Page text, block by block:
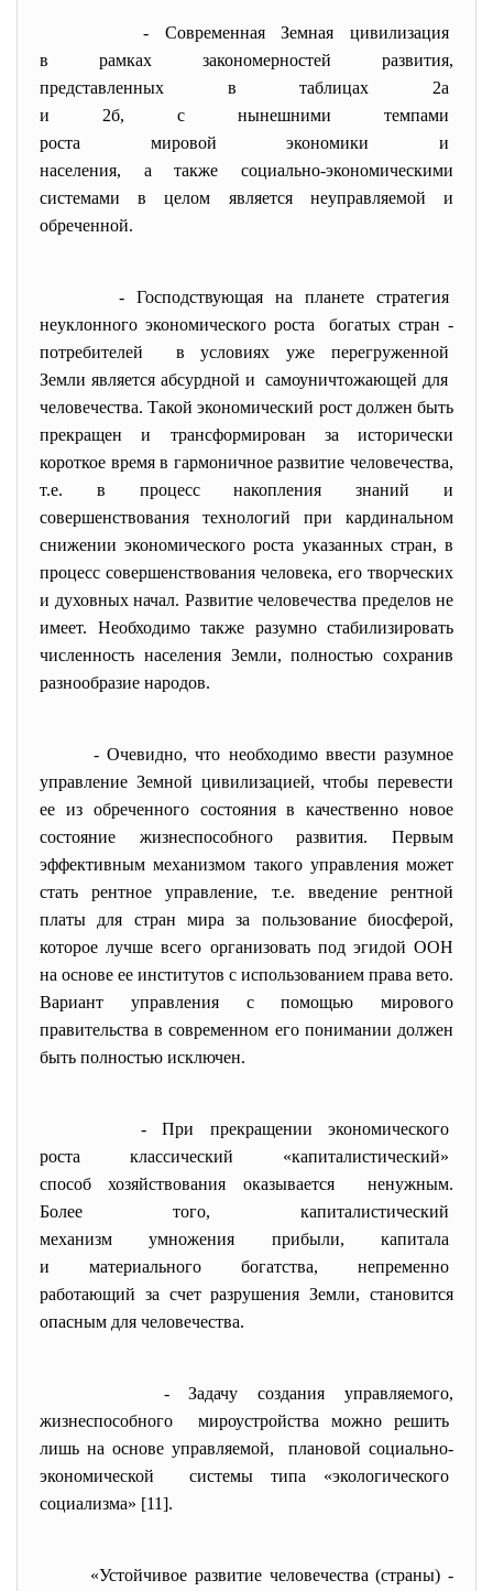
- Современная Земная цивилизация
в рамках закономерностей развития,
представленных в таблицах 2а
и 2б, с нынешними темпами
роста мировой экономики и
населения, а также социально-экономическими
системами в целом является неуправляемой и
обреченной.
- Господствующая на планете стратегия
неуклонного экономического роста богатых стран -
потребителей в условиях уже перегруженной
Земли является абсурдной и самоуничтожающей для
человечества. Такой экономический рост должен быть
прекращен и трансформирован за исторически
короткое время в гармоничное развитие человечества,
т.е. в процесс накопления знаний и
совершенствования технологий при кардинальном
снижении экономического роста указанных стран, в
процесс совершенствования человека, его творческих
и духовных начал. Развитие человечества пределов не
имеет. Необходимо также разумно стабилизировать
численность населения Земли, полностью сохранив
разнообразие народов.
- Очевидно, что необходимо ввести разумное
управление Земной цивилизацией, чтобы перевести
ее из обреченного состояния в качественно новое
состояние жизнеспособного развития. Первым
эффективным механизмом такого управления может
стать рентное управление, т.е. введение рентной
платы для стран мира за пользование биосферой,
которое лучше всего организовать под эгидой ООН
на основе ее институтов с использованием права вето.
Вариант управления с помощью мирового
правительства в современном его понимании должен
быть полностью исключен.
- При прекращении экономического
роста классический «капиталистический»
способ хозяйствования оказывается ненужным.
Более того, капиталистический
механизм умножения прибыли, капитала
и материального богатства, непременно
работающий за счет разрушения Земли, становится
опасным для человечества.
- Задачу создания управляемого,
жизнеспособного мироустройства можно решить
лишь на основе управляемой, плановой социально-
экономической системы типа «экологического
социализма» [11].
«Устойчивое развитие человечества (страны) -